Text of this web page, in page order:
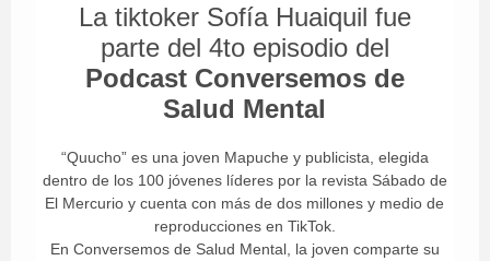
La tiktoker Sofía Huaiquil fue
parte del 4to episodio del
Podcast Conversemos de
Salud Mental
“Quucho” es una joven Mapuche y publicista, elegida
dentro de los 100 jóvenes líderes por la revista Sábado de
El Mercurio y cuenta con más de dos millones y medio de
reproducciones en TikTok.
En Conversemos de Salud Mental, la joven comparte su